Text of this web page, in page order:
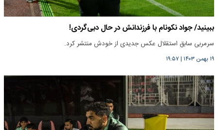
ببینید/ جواد نکونام با فرزندانش در حال دبی‌گردی!
سرمربی سابق استقلال عکس جدیدی از خودش منتشر کرد.
۱۹ بهمن ۱۴۰۳ | ۱۹:۵۷